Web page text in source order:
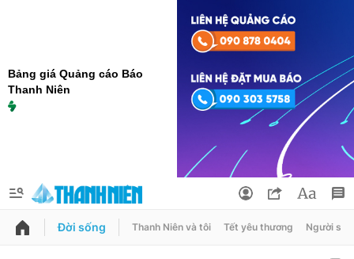
Bảng giá Quảng cáo Báo
Thanh Niên
QUẢNG CÁO ĐẶT BÁO
Đời sống Thanh Niên và tôi Tết yêu thương Người